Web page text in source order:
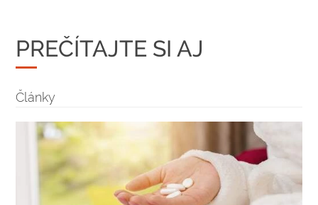
PREČÍTAJTE SI AJ
Články